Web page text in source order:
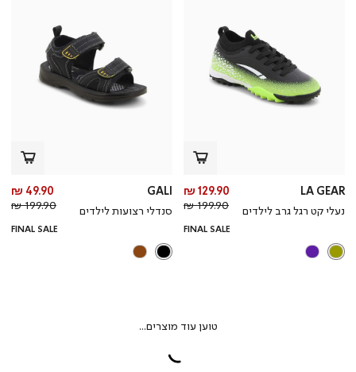
LA GEAR
נעלי קט רגל גרב לילדים
מחיר
מוצר
129.90 ₪
מחיר
רגיל
199.90 ₪
FINAL SALE
GALI
סנדלי רצועות לילדים
49.90 ₪
199.90 ₪
FINAL SALE